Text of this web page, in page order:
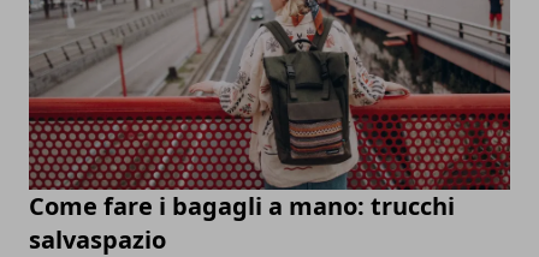
Come fare i bagagli a mano: trucchi
salvaspazio